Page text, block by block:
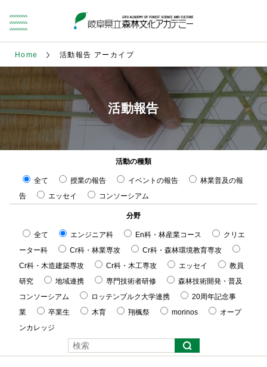
Home 活動報告 アーカイブ
活動報告
活動の種類
全て 授業の報告 イベントの報告
林業普及の報
告
エッセイ コンソーシアム
分野
全て エンジニア科 En科・林産業コース
クリエ
ーター科
Cr科・林業専攻
Cr科・森林環境教育専攻
Cr科・木造建築専攻
Cr科・木工専攻 エッセイ
教員
研究
地域連携 専門技術者研修
森林技術開発・普及
コンソーシアム
ロッテンブルク大学連携
20周年記念事
業
卒業生 木育 翔楓祭 morinos
オープ
ンカレッジ